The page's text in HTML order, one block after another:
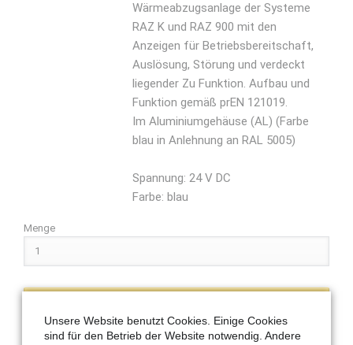
Wärmeabzugsanlage der Systeme
RAZ K und RAZ 900 mit den
Anzeigen für Betriebsbereitschaft,
Auslösung, Störung und verdeckt
liegender Zu Funktion. Aufbau und
Funktion gemäß prEN 121019.
Im Aluminiumgehäuse (AL) (Farbe
blau in Anlehnung an RAL 5005)
Spannung: 24 V DC
Farbe: blau
Menge
Unsere Website benutzt Cookies. Einige Cookies
sind für den Betrieb der Website notwendig. Andere